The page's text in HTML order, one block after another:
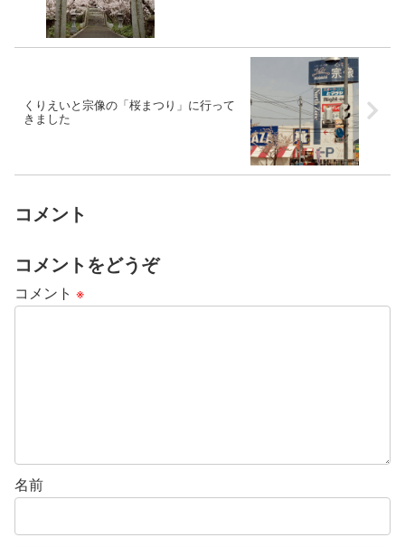
くりえいと宗像の「桜まつり」に行って
きました
コメント
コメントをどうぞ
コメント ※
名前